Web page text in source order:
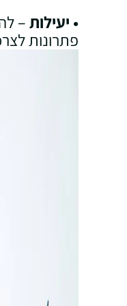
• יעילות–
פתרונות